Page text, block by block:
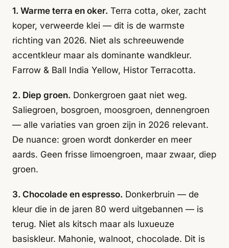
1. Warme terra en oker. Terra cotta, oker, zacht
koper, verweerde klei — dit is de warmste
richting van 2026. Niet als schreeuwende
accentkleur maar als dominante wandkleur.
Farrow & Ball India Yellow, Histor Terracotta.
2. Diep groen. Donkergroen gaat niet weg.
Saliegroen, bosgroen, moosgroen, dennengroen
— alle variaties van groen zijn in 2026 relevant.
De nuance: groen wordt donkerder en meer
aards. Geen frisse limoengroen, maar zwaar, diep
groen.
3. Chocolade en espresso. Donkerbruin — de
kleur die in de jaren 80 werd uitgebannen — is
terug. Niet als kitsch maar als luxueuze
basiskleur. Mahonie, walnoot, chocolade. Dit is